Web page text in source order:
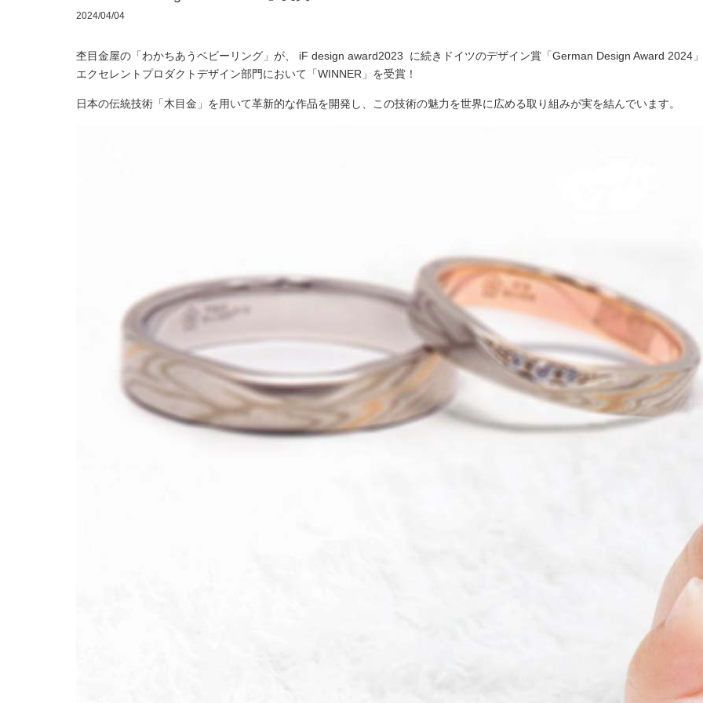
2024/04/04
杢目金屋の「わかちあうベビーリング 」 が、 iF design award2023 に続きドイツのデザイン賞「German Design Award 2024」
エクセレントプロダクトデザイン部門において「WINNER」を受賞！
日本の伝統技術「木目金」を用いて革新的な作品を開発し、この技術の魅力を世界に広める取り組みが実を結んでいます。